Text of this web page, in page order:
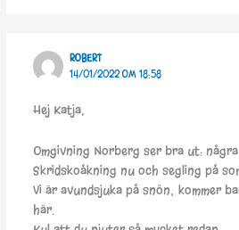
ROBERT
14/01/2022 OM 18:58
Hej Katja,
Omgivning Norberg ser bra ut:
Skridskoåkning nu och segling på
Vi är avundsjuka på snön; kommer
här.